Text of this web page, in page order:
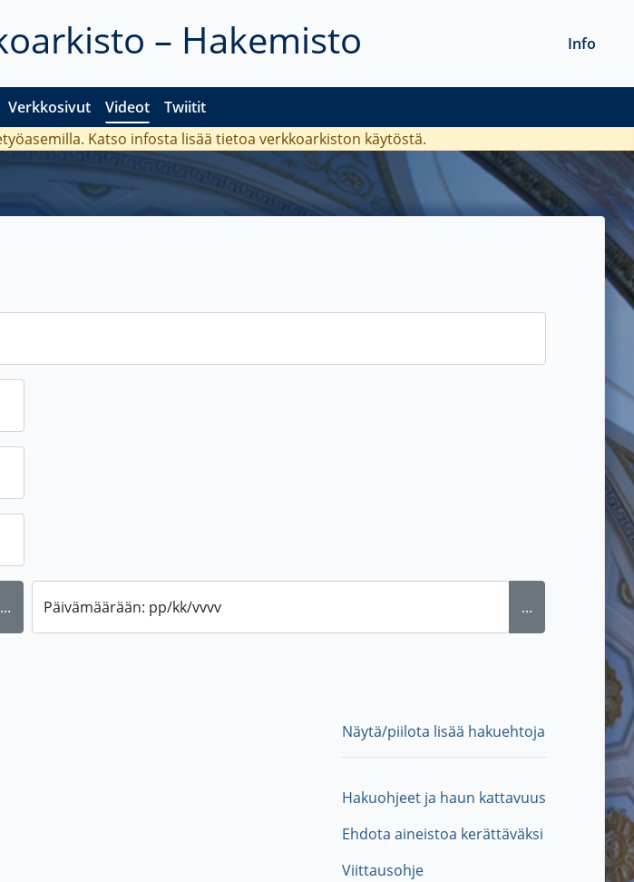
– Hakemisto
Verkkosivut Videot Twiitit
Info
Katso infosta lisää tietoa verkkoarkiston käytöstä.
... Päivämäärään: pp/kk/vvvv ...
Näytä/piilota lisää hakuehtoja
Hakuohjeet ja haun kattavuus
Ehdota aineistoa kerättäväksi
Viittausohje